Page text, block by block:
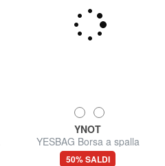
YNOT
YESBAG Borsa a spalla
50% SALDI